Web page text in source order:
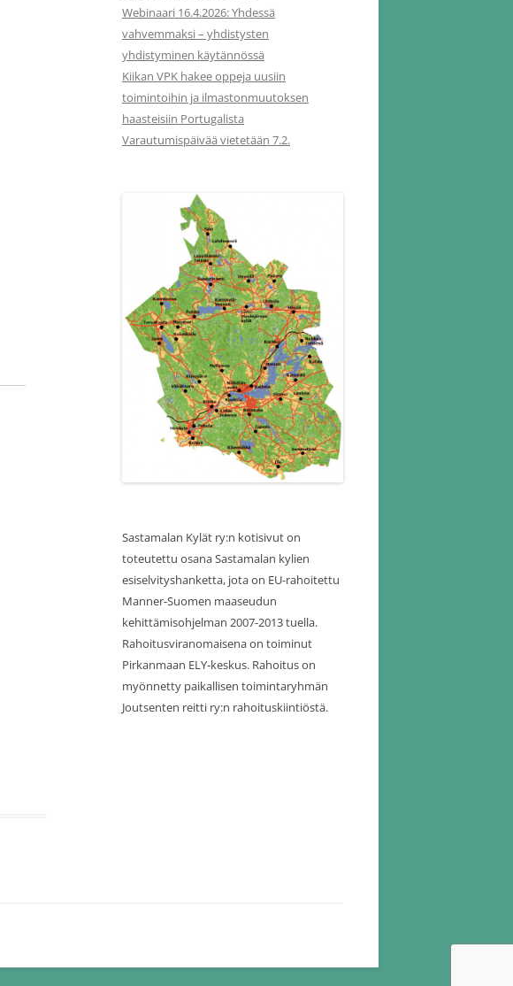
Webinaari 16.4.2026: Yhdessä
vahvemmaksi – yhdistysten
yhdistyminen käytännössä
Kiikan VPK hakee oppeja uusiin
toimintoihin ja ilmastonmuutoksen
haasteisiin Portugalista
Varautumispäivää vietetään 7.2.
Sastamalan Kylät ry:n kotisivut on
toteutettu osana Sastamalan kylien
esiselvityshanketta, jota on EU-rahoitettu
Manner-Suomen maaseudun
kehittämisohjelman 2007-2013 tuella.
Rahoitusviranomaisena on toiminut
Pirkanmaan ELY-keskus. Rahoitus on
myönnetty paikallisen toimintaryhmän
Joutsenten reitti ry:n rahoituskiintiöstä.